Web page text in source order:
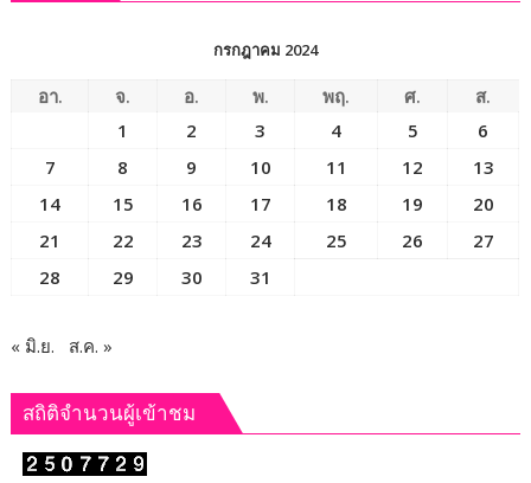
กรกฎาคม 2024
อา. จ. อ. พ. พฤ. ศ.
ส.
1
2 3 4 5
6
7
8 9 10 11 12
13
14
15 16 17 18 19
20
21
22 23 24 25 26
27
28
29 30 31
« มิ.ย. ส.ค. »
สถิติจำนวนผู้เข้าชม